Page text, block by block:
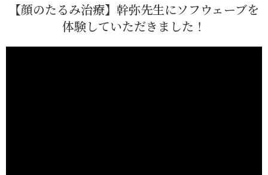
【顔のたるみ治療】幹弥先生にソフウェーブを
体験していただきました！